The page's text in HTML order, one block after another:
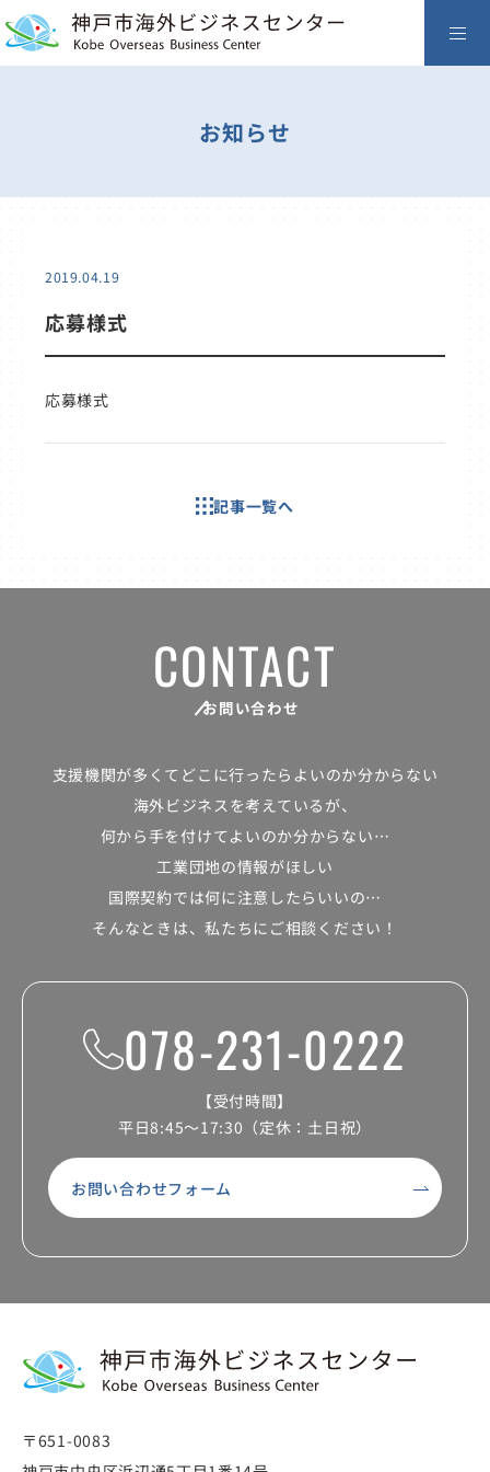
お知らせ
2019.04.19
応募様式
応募様式
記事一覧へ
CONTACT
お問い合わせ
支援機関が多くて どこに行ったらよいのか分からない
海外ビジネスを考えているが、
何から手を付けてよいのか分からない…
工業団地の情報がほしい
国際契約では何に注意したらいいの…
そんなときは、私たちにご相談ください！
078-231-0222
【受付時間】
平日8:45～17:30（定休：土日祝）
お問い合わせフォーム
〒651-0083